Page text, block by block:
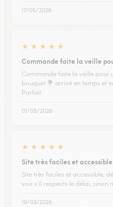
17/05/2026
★ ★ ★ ★ ★
Commande faite la veille
Commande faite la veille pour
bouquet 💐 arrivé en temps et
Parfait
01/08/2026
★ ★ ★ ★ ★
Site très faciles et accessible
Site très faciles et accessible,
voir s'il respects le délai, sinon
19/03/2026